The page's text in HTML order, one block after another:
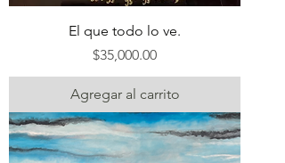
El que todo lo ve.
Precio
$35,000.00
Agregar al carrito